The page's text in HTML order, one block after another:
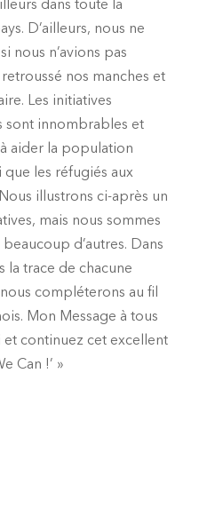
dans toute la
D’ailleurs, nous ne
nous n’avions pas
nos manches et
Les initiatives
sont innombrables et
aider la population
que les réfugiés aux
illustrons ci-après un
mais nous sommes
d’autres. Dans
la trace de chacune
compléterons au fil
Mon Message à tous
et continuez cet excellent
Can !’ »